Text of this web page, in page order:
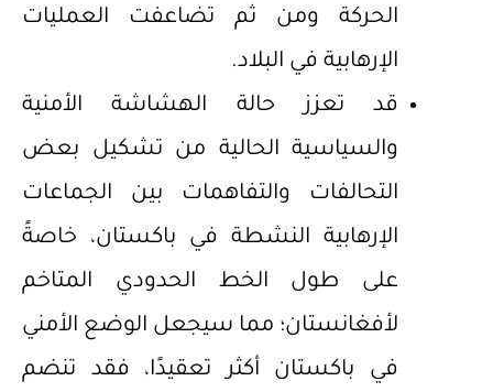
الحركة ومن ثم تضاعفت العمليات
الإرهابية في البلاد.
قد تعزز حالة الهشاشة الأمنية
والسياسية الحالية من تشكيل بعض
التحالفات والتفاهمات بين الجماعات
الإرهابية النشطة في باكستان، خاصةً
على طول الخط الحدودي المتاخم
لأفغانستان؛ مما سيجعل الوضع الأمني
في باكستان أكثر تعقيدًا، فقد تنضم